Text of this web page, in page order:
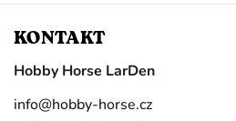
KONTAKT
Hobby Horse LarDen
info@hobby-horse.cz